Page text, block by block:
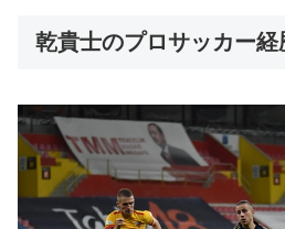
乾貴士のプロサッカー経